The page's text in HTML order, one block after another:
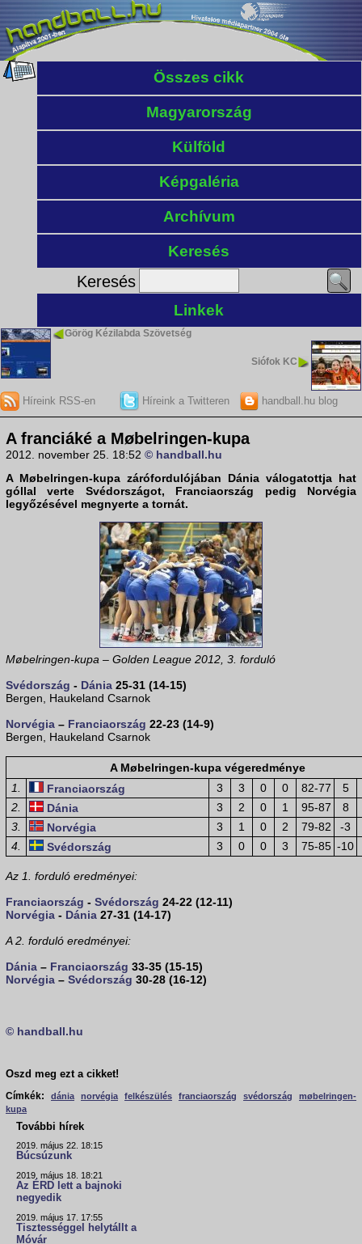
Összes cikk
Magyarország
Külföld
Képgaléria
Archívum
Keresés
Keresés
Linkek
Görög Kézilabda Szövetség
Siófok KC
Híreink RSS-en Híreink a Twitteren handball.hu blog
A franciáké a Møbelringen-kupa
2012. november 25. 18:52 © handball.hu
A Møbelringen-kupa zárófordulójában Dánia válogatottja hat
góllal verte Svédországot, Franciaország pedig Norvégia
legyőzésével megnyerte a tornát.
Møbelringen-kupa – Golden League 2012, 3. forduló
Svédország - Dánia 25-31 (14-15)
Bergen, Haukeland Csarnok
Norvégia – Franciaország 22-23 (14-9)
Bergen, Haukeland Csarnok
A Møbelringen-kupa végeredménye
1.
Franciaország 3 3 0 0 82-77
5
2.
Dánia 3 2 0 1 95-87
8
3.
Norvégia 3 1 0 2 79-82
-3
4.
Svédország 3 0 0 3 75-85 -10
Az 1. forduló eredményei:
Franciaország - Svédország 24-22 (12-11)
Norvégia - Dánia 27-31 (14-17)
A 2. forduló eredményei:
Dánia – Franciaország 33-35 (15-15)
Norvégia – Svédország 30-28 (16-12)
© handball.hu
Oszd meg ezt a cikket!
Címkék:
dánia norvégia felkészülés franciaország svédország
møbelringen-
kupa
További hírek
2019. május 22. 18:15
Búcsúzunk
2019. május 18. 18:21
Az ÉRD lett a bajnoki
negyedik
2019. május 17. 17:55
Tisztességgel helytállt a
Móvár